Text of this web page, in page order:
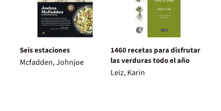
Seis estaciones
Mcfadden, Johnjoe
1460 recetas para disfrutar
las verduras todo el año
Leiz, Karin